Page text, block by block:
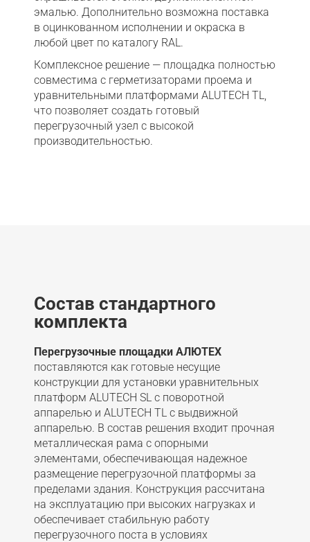
эмалью. Дополнительно возможна поставка
в оцинкованном исполнении и окраска в
любой цвет по каталогу RAL.
Комплексное решение — площадка полностью
совместима с герметизаторами проема и
уравнительными платформами ALUTECH TL,
что позволяет создать готовый
перегрузочный узел с высокой
производительностью.
Состав стандартного
комплекта
Перегрузочные площадки АЛЮТЕХ
поставляются как готовые несущие
конструкции для установки уравнительных
платформ ALUTECH SL с поворотной
аппарелью и ALUTECH TL с выдвижной
аппарелью. В состав решения входит прочная
металлическая рама с опорными
элементами, обеспечивающая надежное
размещение перегрузочной платформы за
пределами здания. Конструкция рассчитана
на эксплуатацию при высоких нагрузках и
обеспечивает стабильную работу
перегрузочного поста в условиях